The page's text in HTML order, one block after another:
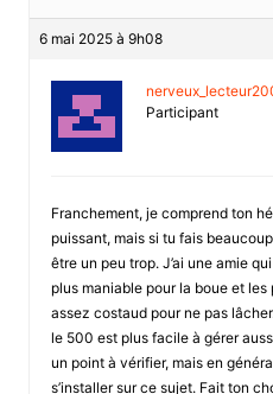
6 mai 2025 à 9h08
Participant
Franchement, je comprend ton
puissant, mais si tu fais
être un peu trop. J’ai une amie
plus maniable pour la boue et
assez costaud pour ne pas
le 500 est plus facile à gérer
un point à vérifier, mais en
s’installer sur ce sujet. Fait ton